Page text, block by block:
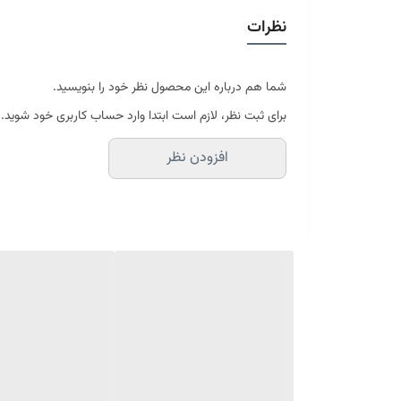
موجود در سایز بندی : 4 ، 6 ، 9 ، 12 متری ( قابل سفارش در ابعاد دلخواه-سایز غیر استاندارد)
ابعاد 6 متری : 200*300 سانتیمتر
ابعاد 9 متری : 250*350 سانتیمتر
ابعاد 12 متری : 300*400 سانتیمتر
ارسال کالای خواب متین تا کمتر از 30 روز کاری آینده
نظرات
شما هم درباره این محصول نظر خود را بنویسید.
برای ثبت نظر، لازم است ابتدا وارد حساب کاربری خود شوید.
افزودن نظر